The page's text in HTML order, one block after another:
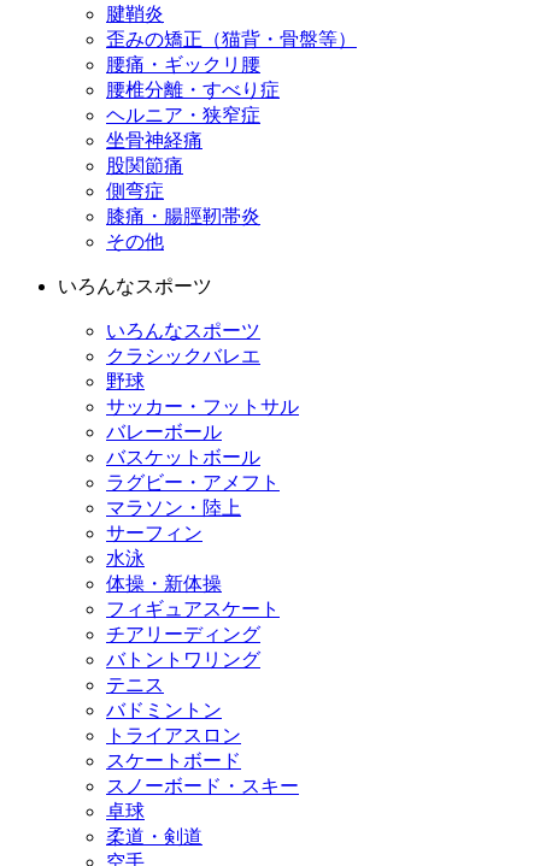
腱鞘炎
歪みの矯正（猫背・骨盤等）
腰痛・ギックリ腰
腰椎分離・すべり症
ヘルニア・狭窄症
坐骨神経痛
股関節痛
側弯症
膝痛・腸脛靭帯炎
その他
いろんなスポーツ
いろんなスポーツ
クラシックバレエ
野球
サッカー・フットサル
バレーボール
バスケットボール
ラグビー・アメフト
マラソン・陸上
サーフィン
水泳
体操・新体操
フィギュアスケート
チアリーディング
バトントワリング
テニス
バドミントン
トライアスロン
スケートボード
スノーボード・スキー
卓球
柔道・剣道
空手